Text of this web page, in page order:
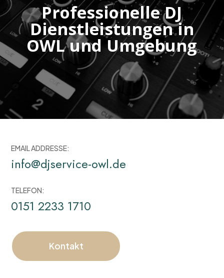
Professionelle DJ
Dienstleistungen in
OWL und Umgebung
EMAIL ADDRESSE:
info@djservice-owl.de
TELEFON:
0151 2233 1710
Kontakt